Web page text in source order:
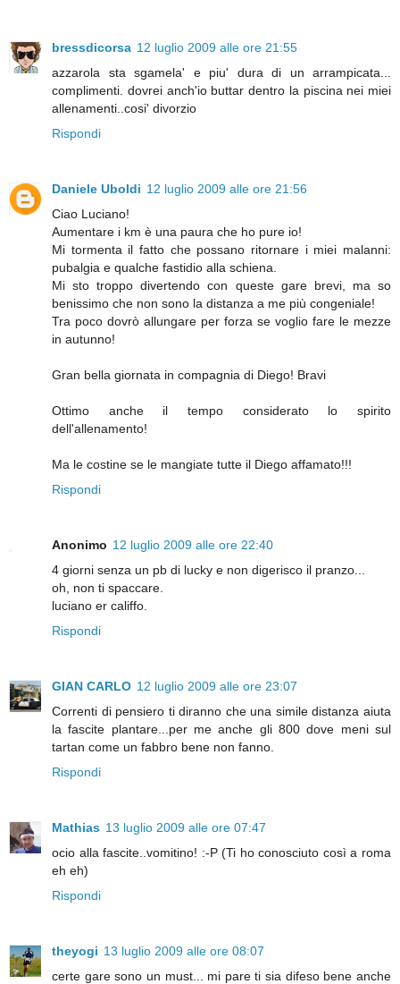
bressdicorsa 12 luglio 2009 alle ore 21:55
azzarola sta sgamela' e piu' dura di un arrampicata...
complimenti. dovrei anch'io buttar dentro la piscina nei miei
allenamenti..cosi' divorzio
Rispondi
Daniele Uboldi 12 luglio 2009 alle ore 21:56
Ciao Luciano!
Aumentare i km è una paura che ho pure io!
Mi tormenta il fatto che possano ritornare i miei malanni:
pubalgia e qualche fastidio alla schiena.
Mi sto troppo divertendo con queste gare brevi, ma so
benissimo che non sono la distanza a me più congeniale!
Tra poco dovrò allungare per forza se voglio fare le mezze
in autunno!
Gran bella giornata in compagnia di Diego! Bravi
Ottimo anche il tempo considerato lo spirito
dell'allenamento!
Ma le costine se le mangiate tutte il Diego affamato!!!
Rispondi
Anonimo 12 luglio 2009 alle ore 22:40
4 giorni senza un pb di lucky e non digerisco il pranzo...
oh, non ti spaccare.
luciano er califfo.
Rispondi
GIAN CARLO 12 luglio 2009 alle ore 23:07
Correnti di pensiero ti diranno che una simile distanza aiuta
la fascite plantare...per me anche gli 800 dove meni sul
tartan come un fabbro bene non fanno.
Rispondi
Mathias 13 luglio 2009 alle ore 07:47
ocio alla fascite..vomitino! :-P (Ti ho conosciuto così a roma
eh eh)
Rispondi
theyogi 13 luglio 2009 alle ore 08:07
certe gare sono un must... mi pare ti sia difeso bene anche